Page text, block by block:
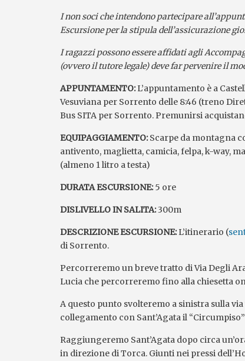
I non soci che intendono partecipare
Escursione per la stipula dell’assicurazione
I ragazzi possono essere affidati agli
(ovvero il tutore legale) deve far pervenire il
APPUNTAMENTO:L’appuntamento è a
Vesuviana per Sorrento delle 8:46 (treno
Bus SITA per Sorrento. Premunirsi
EQUIPAGGIAMENTO:Scarpe da montagna
antivento, maglietta, camicia, felpa, k-way,
(almeno 1 litro a testa)
DURATA ESCURSIONE:5 ore
DISLIVELLO IN SALITA:300m
DESCRIZIONE ESCURSIONE:L’itinerario (
di Sorrento.
Percorreremo un breve tratto di Via Degli
Lucia che percorreremo fino alla chiesetta
A questo punto svolteremo a sinistra sulla
collegamento con Sant’Agata il
Raggiungeremo Sant’Agata dopo circa
in direzione di Torca. Giunti nei pressi